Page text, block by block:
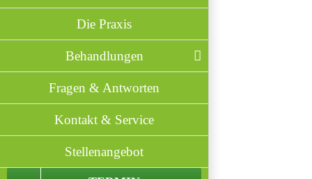
Die Praxis
Behandlungen
Fragen & Antworten
Kontakt & Service
Stellenangebot